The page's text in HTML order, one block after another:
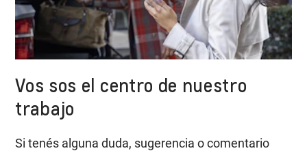
Vos sos el centro de nuestro
trabajo
Si tenés alguna duda, sugerencia o comentario